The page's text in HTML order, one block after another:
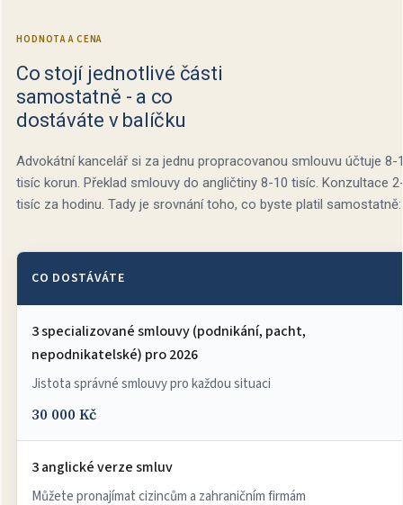
HODNOTA A CENA
Co stojí jednotlivé části
samostatně - a co
dostáváte v balíčku
Advokátní kancelář si za jednu propracovanou smlouvu účtuje 8-
tisíc korun. Překlad smlouvy do angličtiny 8-10 tisíc. Konzultace
tisíc za hodinu. Tady je srovnání toho, co byste platil samostatně:
CO DOSTÁVÁTE
3 specializované smlouvy (podnikání, pacht,
nepodnikatelské) pro 2026
Jistota správné smlouvy pro každou situaci
30 000 Kč
3 anglické verze smluv
Můžete pronajímat cizincům a zahraničním firmám